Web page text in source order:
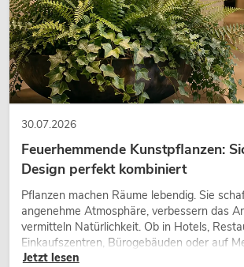
30.07.2026
Feuerhemmende Kunstpflanzen:
Design perfekt kombiniert
Pflanzen machen Räume lebendig. Sie
angenehme Atmosphäre, verbessern das
vermitteln Natürlichkeit. Ob in Hotels,
Einkaufszentren, Bürogebäuden oder auf
hochwertige Begrünung gehört heute
Jetzt lesen